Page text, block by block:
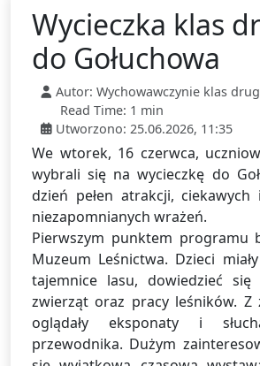
Wycieczka klas
do Gołuchowa
Autor: Wychowawczynie klas
Read Time: 1 min
Utworzono: 25.06.2026, 11:35
We wtorek, 16 czerwca,
wybrali się na wycieczkę do
dzień pełen atrakcji,
niezapomnianych wrażeń.
Pierwszym punktem programu
Muzeum Leśnictwa. Dzieci
tajemnice lasu, dowiedzieć
zwierząt oraz pracy leśników. Z
oglądały eksponaty i
przewodnika. Dużym